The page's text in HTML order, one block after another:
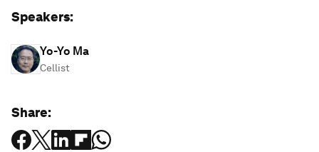
Speakers:
Yo-Yo Ma
Cellist
Share: